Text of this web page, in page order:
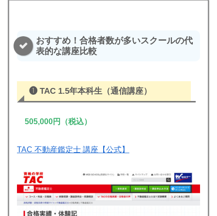
おすすめ！合格者数が多いスクールの代
表的な講座比較
❶ TAC 1.5年本科生（通信講座）
505,000円（税込）
TAC 不動産鑑定士 講座【公式】